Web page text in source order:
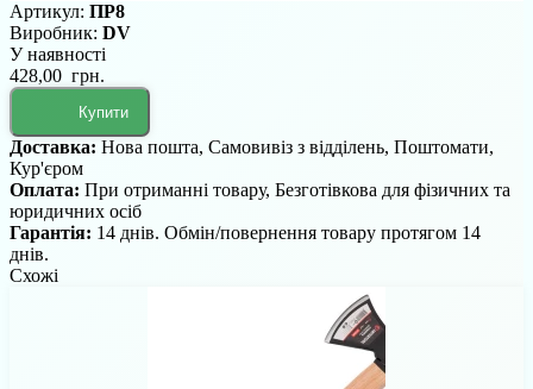
Артикул: ПР8
Виробник: DV
У наявності
428,00 грн.
Купити
Доставка: Нова пошта, Самовивіз з відділень, Поштомати,
Кур'єром
Оплата: При отриманні товару, Безготівкова для фізичних та
юридичних осіб
Гарантія: 14 днів. Обмін/повернення товару протягом 14
днів.
Схожі